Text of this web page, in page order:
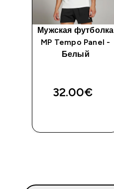
Мужская футболка
MP Tempo Panel -
Белый
32.00€‎